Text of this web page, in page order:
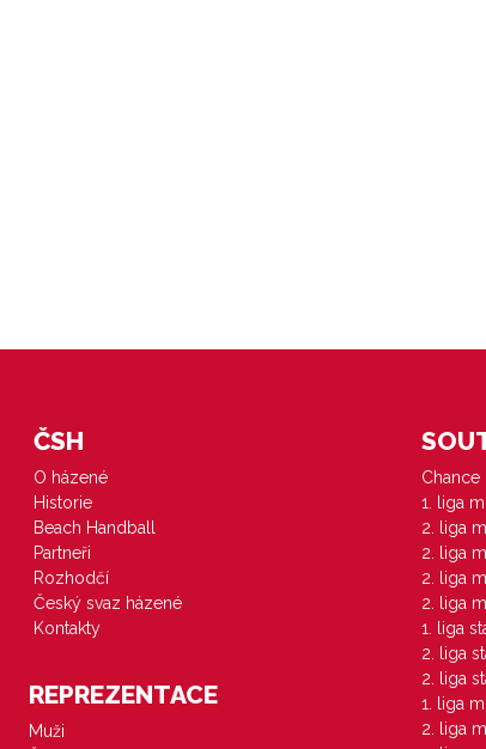
ČSH
O házené
Historie
Beach Handball
Partneři
Rozhodčí
Český svaz házené
Kontakty
REPREZENTACE
Muži
Chance
1. liga
2. liga
2. liga
2. liga
2. liga
1. liga
2. liga
2. liga
1. liga
2. liga